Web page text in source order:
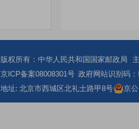
版权所有：中华人民共和国国家邮政局
京ICP备案08008301号 政府网站识别码
地址: 北京市西城区北礼士路甲8号
京